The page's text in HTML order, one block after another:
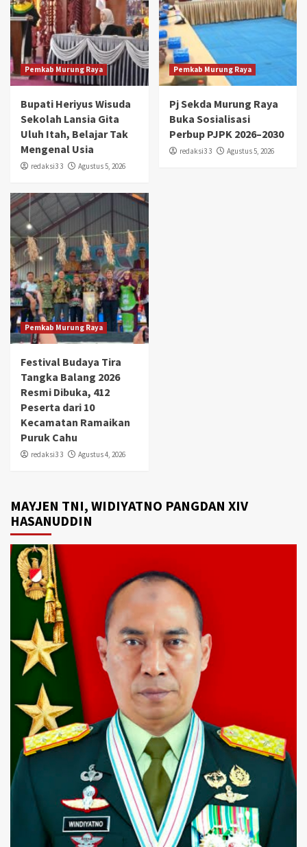
Pemkab Murung Raya
Bupati Heriyus Wisuda
Sekolah Lansia Gita
Uluh Itah, Belajar Tak
Mengenal Usia
redaksi3 3 Agustus 5, 2026
Pemkab Murung Raya
Pj Sekda Murung Raya
Buka Sosialisasi
Perbup PJPK 2026–2030
redaksi3 3 Agustus 5, 2026
Pemkab Murung Raya
Festival Budaya Tira
Tangka Balang 2026
Resmi Dibuka, 412
Peserta dari 10
Kecamatan Ramaikan
Puruk Cahu
redaksi3 3 Agustus 4, 2026
MAYJEN TNI, WIDIYATNO PANGDAN XIV
HASANUDDIN